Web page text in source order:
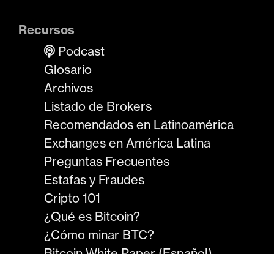
Recursos
Podcast
Glosario
Archivos
Listado de Brokers
Recomendados en Latinoamérica
Exchanges en América Latina
Preguntas Frecuentes
Estafas y Fraudes
Cripto 101
¿Qué es Bitcoin?
¿Cómo minar BTC?